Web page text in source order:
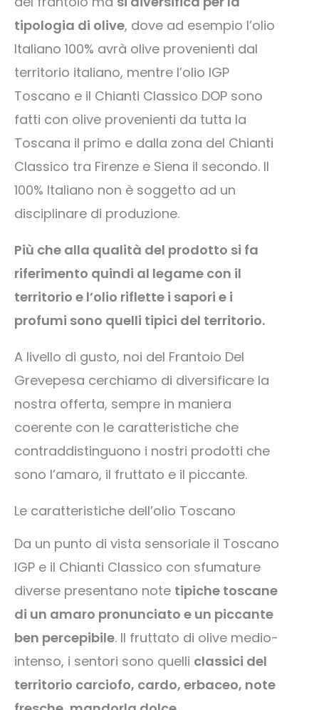
tipologia di olive, dove ad esempio l’olio
Italiano 100% avrà olive provenienti dal
territorio italiano, mentre l’olio IGP
Toscano e il Chianti Classico DOP sono
fatti con olive provenienti da tutta la
Toscana il primo e dalla zona del Chianti
Classico tra Firenze e Siena il secondo. Il
100% Italiano non è soggetto ad un
disciplinare di produzione.
Più che alla qualità del prodotto si fa
riferimento quindi al legame con il
territorio e l’olio riflette i sapori e i
profumi sono quelli tipici del territorio.
A livello di gusto, noi del Frantoio Del
Grevepesa cerchiamo di diversificare la
nostra offerta, sempre in maniera
coerente con le caratteristiche che
contraddistinguono i nostri prodotti che
sono l’amaro, il fruttato e il piccante.
Le caratteristiche dell’olio Toscano
Da un punto di vista sensoriale il Toscano
IGP e il Chianti Classico con sfumature
diverse presentano note tipiche toscane
di un amaro pronunciato e un piccante
ben percepibile. Il fruttato di olive medio-
intenso, i sentori sono quelli classici del
territorio carciofo, cardo, erbaceo, note